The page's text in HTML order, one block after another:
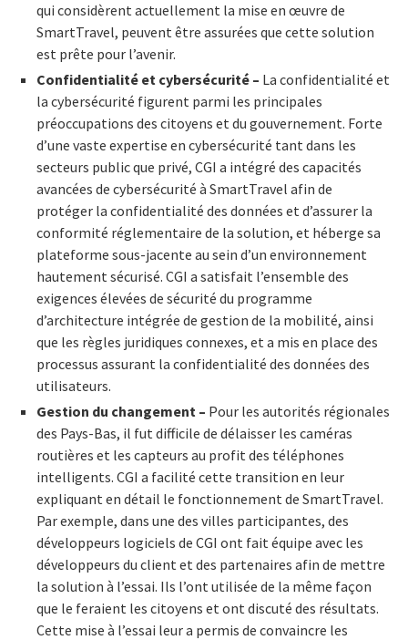
qui considèrent actuellement la mise en œuvre de
SmartTravel, peuvent être assurées que cette solution
est prête pour l’avenir.
Confidentialité et cybersécurité – La confidentialité et
la cybersécurité figurent parmi les principales
préoccupations des citoyens et du gouvernement. Forte
d’une vaste expertise en cybersécurité tant dans les
secteurs public que privé, CGI a intégré des capacités
avancées de cybersécurité à SmartTravel afin de
protéger la confidentialité des données et d’assurer la
conformité réglementaire de la solution, et héberge sa
plateforme sous-jacente au sein d’un environnement
hautement sécurisé. CGI a satisfait l’ensemble des
exigences élevées de sécurité du programme
d’architecture intégrée de gestion de la mobilité, ainsi
que les règles juridiques connexes, et a mis en place des
processus assurant la confidentialité des données des
utilisateurs.
Gestion du changement – Pour les autorités régionales
des Pays-Bas, il fut difficile de délaisser les caméras
routières et les capteurs au profit des téléphones
intelligents. CGI a facilité cette transition en leur
expliquant en détail le fonctionnement de SmartTravel.
Par exemple, dans une des villes participantes, des
développeurs logiciels de CGI ont fait équipe avec les
développeurs du client et des partenaires afin de mettre
la solution à l’essai. Ils l’ont utilisée de la même façon
que le feraient les citoyens et ont discuté des résultats.
Cette mise à l’essai leur a permis de convaincre les